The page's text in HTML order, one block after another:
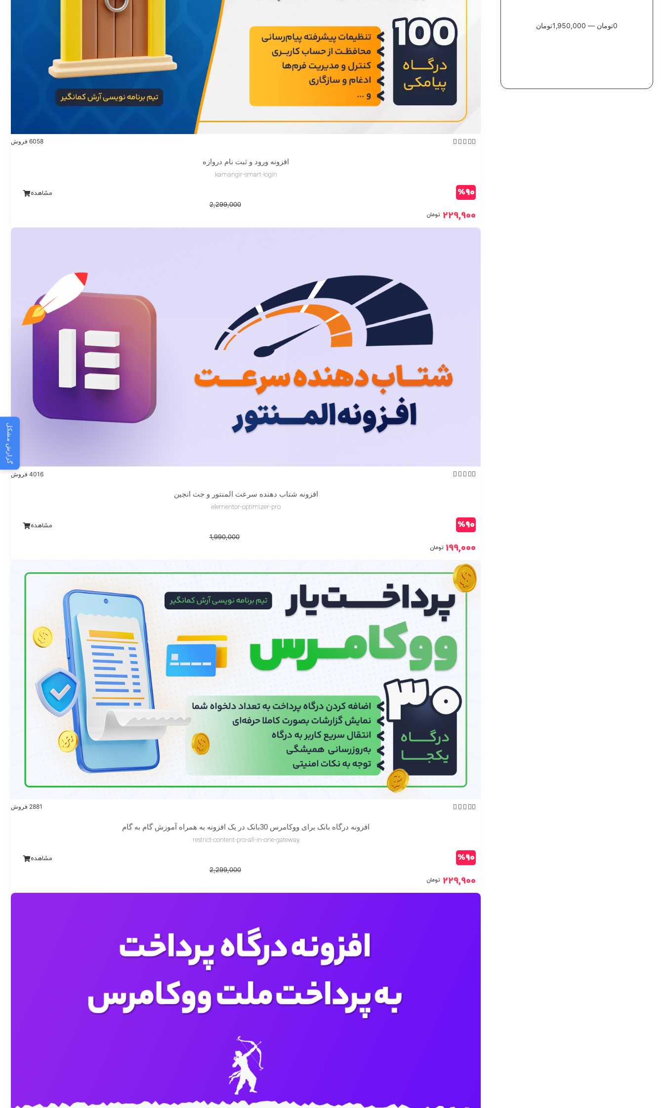
0تومان —
1,950,000تومان
    6058 فروش
افزونه ورود و ثبت نام دروازه
kamangir-smart-login
%90
2,299,000
229,900 تومان
مشاهده
    4016 فروش
افزونه شتاب دهنده سرعت المنتور و جت انجین
elementor-optimizer-pro
%90
1,990,000
199,000 تومان
مشاهده
    2881 فروش
افزونه درگاه بانک برای ووکامرس 30بانک در یک افزونه به همراه آموزش گام به گام
restrict-content-pro-all-in-one-gateway
%90
2,299,000
229,900 تومان
مشاهده
گزارش مشکل